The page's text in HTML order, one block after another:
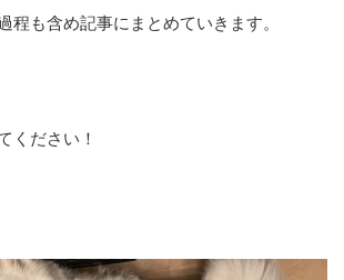
程も含め記事にまとめていきます。
ください！